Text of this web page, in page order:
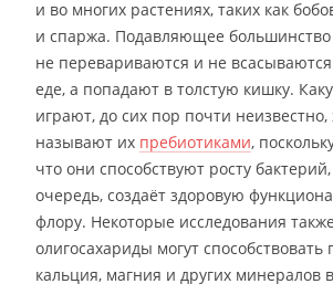
и во многих растениях, таких как
и спаржа. Подавляющее большинство
не перевариваются и не
еде, а попадают в толстую кишку.
играют, до сих пор почти неизвестно,
называют их пребиотиками,
что они способствуют росту
очередь, создаёт здоровую
флору. Некоторые исследования
олигосахариды могут
кальция, магния и других минералов